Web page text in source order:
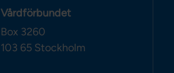
Vårdförbundet
Box 3260
103 65 Stockholm